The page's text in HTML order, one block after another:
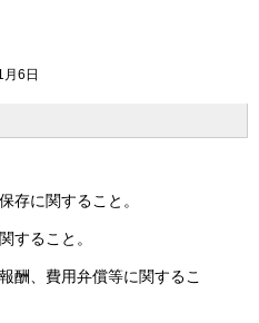
6日
存に関すること。
すること。
酬、費用弁償等に関するこ